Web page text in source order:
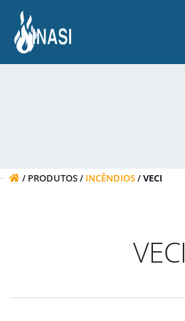
/ PRODUTOS / INCÊNDIOS/VECI
VECI